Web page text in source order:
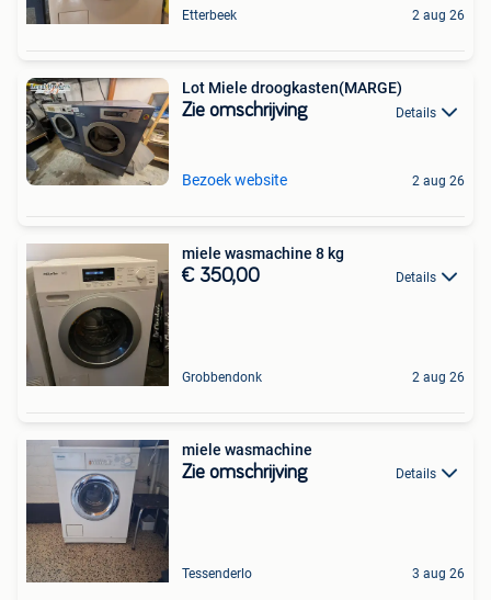
Etterbeek 2 aug 26
Lot Miele droogkasten(MARGE)
Zie omschrijving Details
Bezoek website 2 aug 26
miele wasmachine 8 kg
€ 350,00 Details
Grobbendonk 2 aug 26
miele wasmachine
Zie omschrijving Details
Tessenderlo 3 aug 26